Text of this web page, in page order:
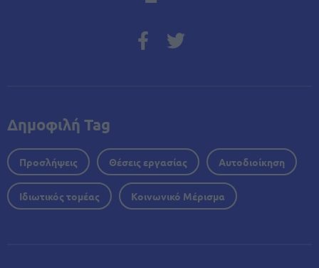
Δημοφιλή Tag
Προσλήψεις Θέσεις εργασίας Αυτοδιοίκηση
Ιδιωτικός τομέας Κοινωνικό Μέρισμα